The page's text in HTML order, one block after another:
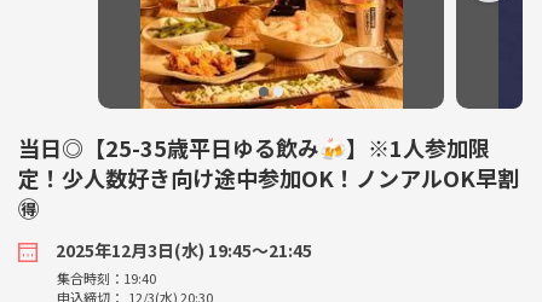
当日◎【25-35歳平日ゆる飲み🍻】※1人参加限
定！少人数好き向け途中参加OK！ノンアルOK早割
🉐
2025年12月3日(水) 19:45〜21:45
集合時刻：19:40
申込締切： 12/3(水) 20:30